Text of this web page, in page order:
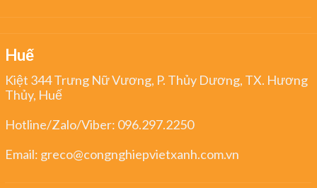
Huế
Kiệt 344 Trưng Nữ Vương, P. Thủy Dương, TX. Hương
Thủy, Huế
Hotline/Zalo/Viber: 096.297.2250
Email: greco@congnghiepvietxanh.com.vn